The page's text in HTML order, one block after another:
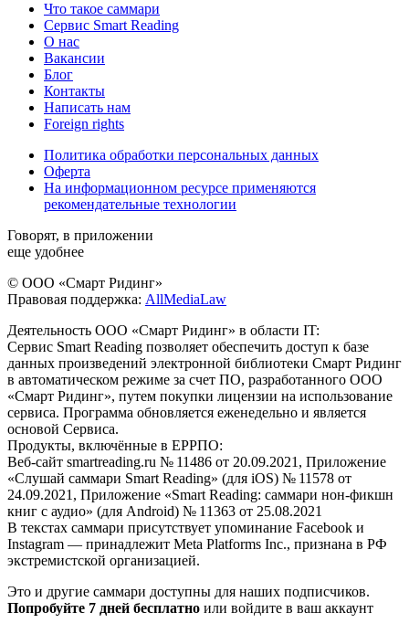
Что такое саммари
Сервис Smart Reading
О нас
Вакансии
Блог
Контакты
Написать нам
Foreign rights
Политика обработки персональных данных
Оферта
На информационном ресурсе применяются
рекомендательные технологии
Говорят, в приложении
еще удобнее
© ООО «Смарт Ридинг»
Правовая поддержка: AllMediaLaw
Деятельность ООО «Смарт Ридинг» в области IT:
Сервис Smart Reading позволяет обеспечить доступ к базе
данных произведений электронной библиотеки Смарт Ридинг
в автоматическом режиме за счет ПО, разработанного ООО
«Смарт Ридинг», путем покупки лицензии на использование
сервиса. Программа обновляется еженедельно и является
основой Сервиса.
Продукты, включённые в ЕРРПО:
Веб-сайт smartreading.ru № 11486 от 20.09.2021, Приложение
«Слушай саммари Smart Reading» (для iOS) № 11578 от
24.09.2021, Приложение «Smart Reading: саммари нон-фикшн
книг с аудио» (для Android) № 11363 от 25.08.2021
В текстах саммари присутствует упоминание Facebook и
Instagram — принадлежит Meta Platforms Inc., признана в РФ
экстремистской организацией.
Это и другие саммари доступны для наших подписчиков.
Попробуйте 7 дней бесплатно или войдите в ваш аккаунт